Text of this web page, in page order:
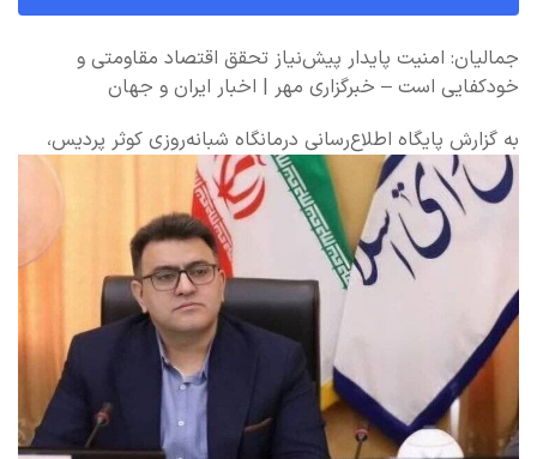
جمالیان: امنیت پایدار پیش‌نیاز تحقق اقتصاد مقاومتی و
خودکفایی است – خبرگزاری مهر | اخبار ایران و جهان
به گزارش پایگاه اطلاع‌رسانی درمانگاه شبانه‌روزی کوثر پردیس،